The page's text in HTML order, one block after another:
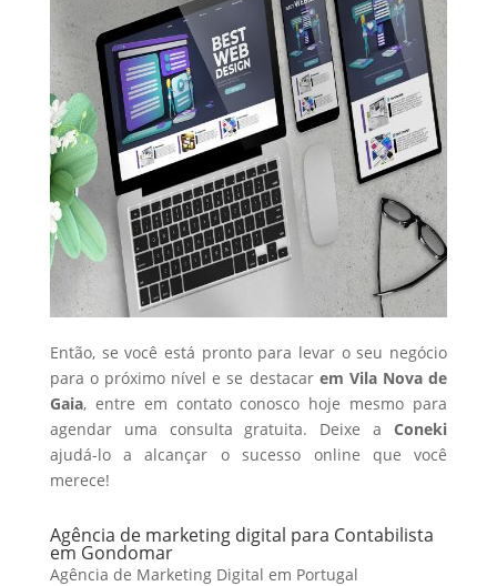
Então, se você está pronto para levar o seu negócio
para o próximo nível e se destacar em Vila Nova de
Gaia, entre em contato conosco hoje mesmo para
agendar uma consulta gratuita. Deixe aConeki
ajudá-lo a alcançar o sucesso online que você
merece!
Agência de marketing digital para Contabilista
em Gondomar
Agência de Marketing Digital em Portugal